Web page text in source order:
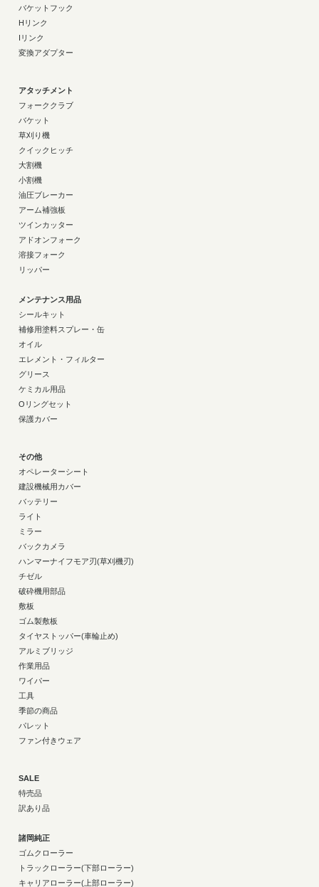
バケットフック
Hリンク
Iリンク
変換アダプター
アタッチメント
フォーククラブ
バケット
草刈り機
クイックヒッチ
大割機
小割機
油圧ブレーカー
アーム補強板
ツインカッター
アドオンフォーク
溶接フォーク
リッパー
メンテナンス用品
シールキット
補修用塗料スプレー・缶
オイル
エレメント・フィルター
グリース
ケミカル用品
Oリングセット
保護カバー
その他
オペレーターシート
建設機械用カバー
バッテリー
ライト
ミラー
バックカメラ
ハンマーナイフモア刃(草刈機刃)
チゼル
破砕機用部品
敷板
ゴム製敷板
タイヤストッパー(車輪止め)
アルミブリッジ
作業用品
ワイパー
工具
季節の商品
パレット
ファン付きウェア
SALE
特売品
訳あり品
諸岡純正
ゴムクローラー
トラックローラー(下部ローラー)
キャリアローラー(上部ローラー)